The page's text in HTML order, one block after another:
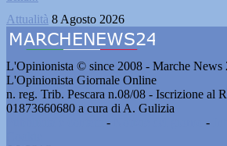
Attualità 8 Agosto 2026
L'Opinionista © since 2008 - Marche News
L'Opinionista Giornale Online
n. reg. Trib. Pescara n.08/08 - Iscrizione al
01873660680 a cura di A. Gulizia
- -